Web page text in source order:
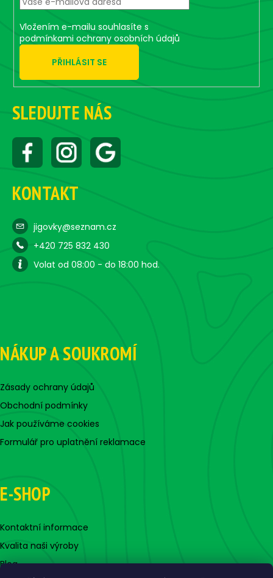
Vložením e-mailu souhlasíte s
podmínkami ochrany osobních údajů
PŘIHLÁSIT SE
SLEDUJTE NÁS
KONTAKT
jigovky@seznam.cz
+420 725 832 430
Volat od 08:00 - do 18:00 hod.
NÁKUP A SOUKROMÍ
Zásady ochrany údajů
Obchodní podmínky
Jak používáme cookies
Formulář pro uplatnění reklamace
E-SHOP
Kontaktní informace
Kvalita naši výroby
Blog